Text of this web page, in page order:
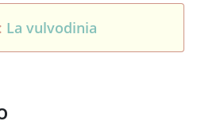
La vulvodinia